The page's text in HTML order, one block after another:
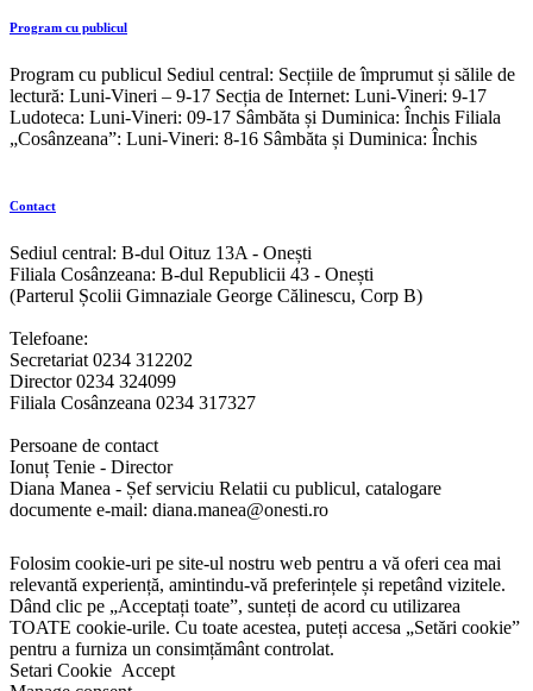
Program cu publicul
Program cu publicul Sediul central: Secțiile de împrumut și sălile de
lectură: Luni-Vineri – 9-17 Secția de Internet: Luni-Vineri: 9-17
Ludoteca: Luni-Vineri: 09-17 Sâmbăta și Duminica: Închis Filiala
„Cosânzeana”: Luni-Vineri: 8-16 Sâmbăta și Duminica: Închis
Contact
Sediul central: B-dul Oituz 13A - Onești
Filiala Cosânzeana: B-dul Republicii 43 - Onești
(Parterul Școlii Gimnaziale George Călinescu, Corp B)
Telefoane:
Secretariat 0234 312202
Director 0234 324099
Filiala Cosânzeana 0234 317327
Persoane de contact
Ionuț Tenie - Director
Diana Manea - Șef serviciu Relatii cu publicul, catalogare
documente e-mail: diana.manea@onesti.ro
Folosim cookie-uri pe site-ul nostru web pentru a vă oferi cea mai
relevantă experiență, amintindu-vă preferințele și repetând vizitele.
Dând clic pe „Acceptați toate”, sunteți de acord cu utilizarea
TOATE cookie-urile. Cu toate acestea, puteți accesa „Setări cookie”
pentru a furniza un consimțământ controlat.
Setari Cookie Accept